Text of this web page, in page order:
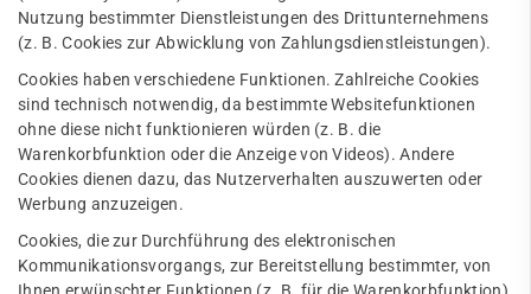
Nutzung bestimmter Dienstleistungen des Drittunternehmens
(z. B. Cookies zur Abwicklung von Zahlungsdienstleistungen).
Cookies haben verschiedene Funktionen. Zahlreiche Cookies
sind technisch notwendig, da bestimmte Websitefunktionen
ohne diese nicht funktionieren würden (z. B. die
Warenkorbfunktion oder die Anzeige von Videos). Andere
Cookies dienen dazu, das Nutzerverhalten auszuwerten oder
Werbung anzuzeigen.
Cookies, die zur Durchführung des elektronischen
Kommunikationsvorgangs, zur Bereitstellung bestimmter, von